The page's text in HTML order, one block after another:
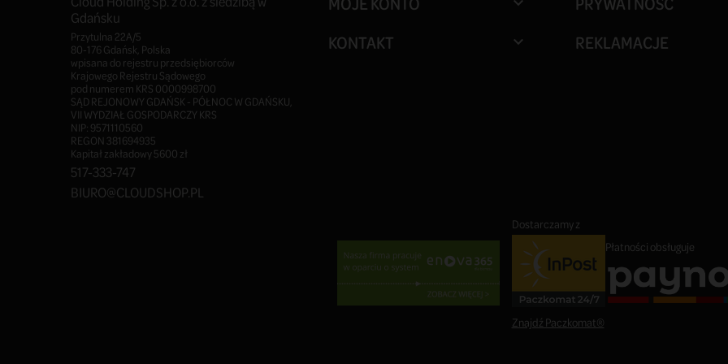
Gdańsku
Przytulna 22A/5
80-176 Gdańsk, Polska
wpisana do rejestru przedsiębiorców
Krajowego Rejestru Sądowego
pod numerem KRS 0000998700
SĄD REJONOWY GDAŃSK - PÓŁNOC W GDAŃSKU,
VII WYDZIAŁ GOSPODARCZY KRS
NIP: 9571110560
REGON 381694935
Kapitał zakładowy 5600 zł
517-333-747
BIURO@CLOUDSHOP.PL
KONTAKT  REKLAMACJE
Dostarczamy z
Znajdź Paczkomat®
Płatności obsługuje